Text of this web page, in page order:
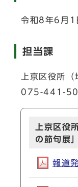
令和8年6月1
担当課
上京区役所
075-441-
上京区役
の節句展
報道